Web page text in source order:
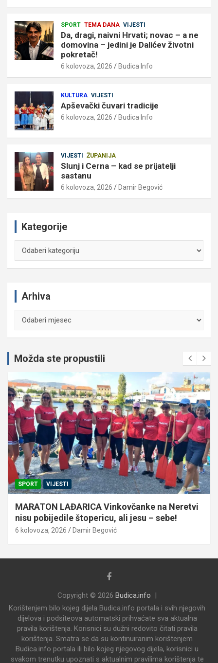
SPORT TEMA DANA VIJESTI
Da, dragi, naivni Hrvati; novac – a ne
domovina – jedini je Dalićev životni
pokretač!
6 kolovoza, 2026 Budica Info
KULTURA VIJESTI
Apševački čuvari tradicije
6 kolovoza, 2026 Budica Info
VIJESTI ŽUPANIJA
Slunj i Cerna – kad se prijatelji
sastanu
6 kolovoza, 2026 Damir Begović
Kategorije
Arhiva
Možda ste propustili
SPORT VIJESTI
MARATON LAĐARICA Vinkovčanke na Neretvi
nisu pobijedile štopericu, ali jesu – sebe!
6 kolovoza, 2026 Damir Begović
Copyright © 2026 Budica.info
Korištenjem bilo kojeg dijela Budica.info portala i svih njegovih
dijelova i podsiteova automatski prihvaćate sva aktualna
pravila korištenja. Korisnici su dužni redovito čitati pravila
korištenja. Smatra se da su kontinuiranim korištenjem
Budica.info portala ili bilo kojeg njegovog dijela, korisnici u
svakom trenutku upoznati s aktualnim pravilima korištenja te